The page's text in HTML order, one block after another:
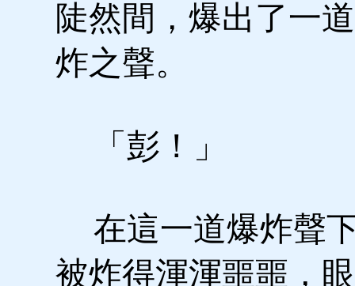
陡然間，爆出了一
炸之聲。
「彭！」
在這一道爆炸聲
被炸得渾渾噩噩，